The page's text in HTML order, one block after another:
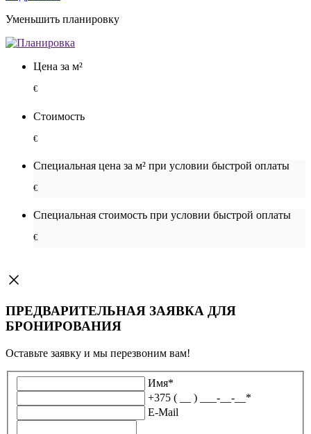
Уменьшить планировку
Цена за м²
€
Стоимость
€
Специальная цена за м² при условии быстрой оплаты
€
Специальная cтоимость при условии быстрой оплаты
€
ПРЕДВАРИТЕЛЬНАЯ ЗАЯВКА ДЛЯ
БРОНИРОВАНИЯ
Оставьте заявку и мы перезвоним вам!
Имя*
+375 ( __ ) ___-__-__ *
E-Mail